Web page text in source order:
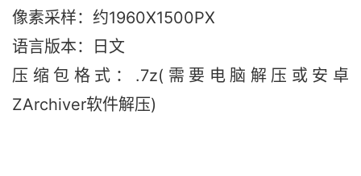
像素采样：约1960X1500PX
语言版本：日文
压缩包格式：.7z(需要电脑解压或安卓
ZArchiver软件解压)